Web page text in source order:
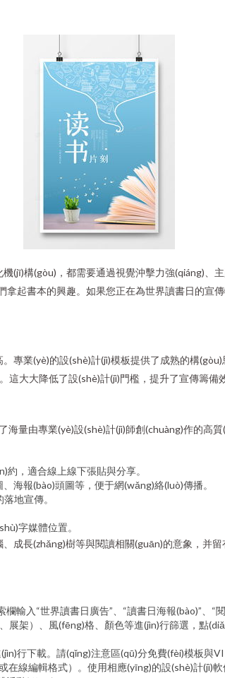
(jī)構(gòu)，都需要通過視覺沖擊力強(qiáng)、
起書本的興趣。如果您正在為世界讀書日的宣
專業(yè)的設(shè)計(jì)模板提供了成熟的構
大大降低了設(shè)計(jì)門檻，提升了宣傳籌備
量由專業(yè)設(shè)計(jì)師創(chuàng)作的高
約，適合線上線下張貼與分享。
海報(bào)頭圖等，便于網(wǎng)絡(luò)傳播。
地宣傳。
字媒體位置。
成長(zhǎng)樹等與閱讀相關(guān)的意象，并
輸入“世界讀書日廣告”、“讀書日海報(bào)”、“
展架）、風(fēng)格、顏色等進(jìn)行篩選，點
行下載。請(qǐng)注意區(qū)分免費(fèi)模板與
在線編輯格式）。使用相應(yīng)的設(shè)計